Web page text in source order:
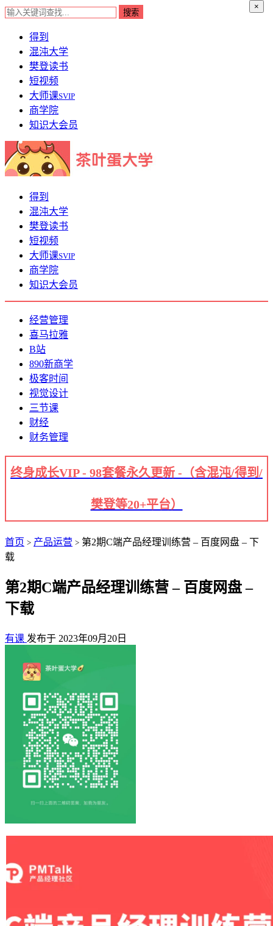
×
得到
混沌大学
樊登读书
短视频
大师课SVIP
商学院
知识大会员
得到
混沌大学
樊登读书
短视频
大师课SVIP
商学院
知识大会员
经营管理
喜马拉雅
B站
890新商学
极客时间
视觉设计
三节课
财经
财务管理
终身成长VIP - 98套餐永久更新 -（含混沌/得到/
樊登等20+平台）
首页 > 产品运营 > 第2期C端产品经理训练营 – 百度网盘 – 下
载
第2期C端产品经理训练营 – 百度网盘 –
下载
有课 发布于 2023年09月20日